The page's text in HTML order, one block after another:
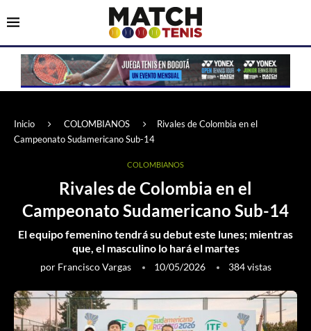
Inicio COLOMBIANOS
Rivales de Colombia en el
Campeonato Sudamericano Sub-14
COLOMBIANOS
Rivales de Colombia en el
Campeonato Sudamericano Sub-14
El equipo femenino tendrá su debut este lunes; mientras
que, el masculino lo hará el martes
por Francisco Vargas 10/05/2026 384vistas